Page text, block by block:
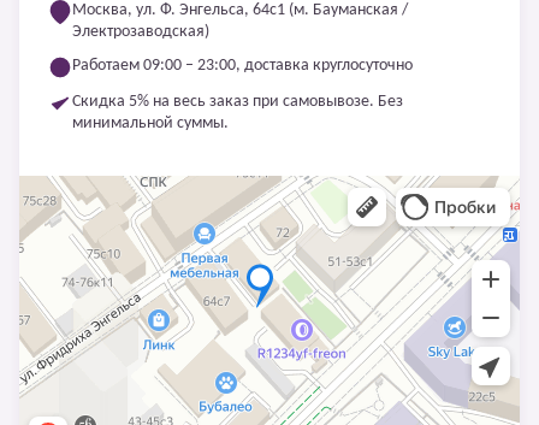
Москва, ул. Ф. Энгельса, 64с1 (м. Бауманская /
Электрозаводская)
Работаем 09:00 – 23:00, доставка круглосуточно
Скидка 5% на весь заказ при самовывозе. Без
минимальной суммы.